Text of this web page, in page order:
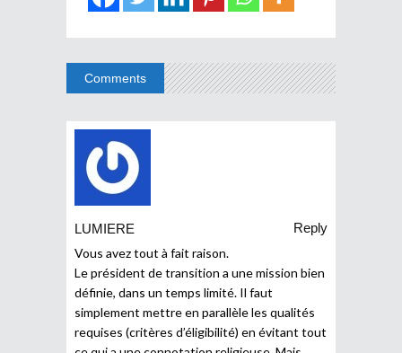
Comments
LUMIERE
Reply
Vous avez tout à fait raison.
Le président de transition a une mission bien
définie, dans un temps limité. Il faut
simplement mettre en parallèle les qualités
requises (critères d’éligibilité) en évitant tout